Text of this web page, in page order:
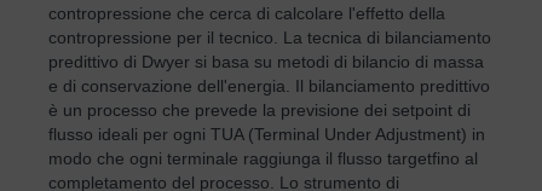
contropressione che cerca di calcolare l'effetto della
contropressione per il tecnico. La tecnica di bilanciamento
predittivo di Dwyer si basa su metodi di bilancio di massa
e di conservazione dell'energia. Il bilanciamento predittivo
è un processo che prevede la previsione dei setpoint di
flusso ideali per ogni TUA (Terminal Under Adjustment) in
modo che ogni terminale raggiunga il flusso targetfino al
completamento del processo. Lo strumento di